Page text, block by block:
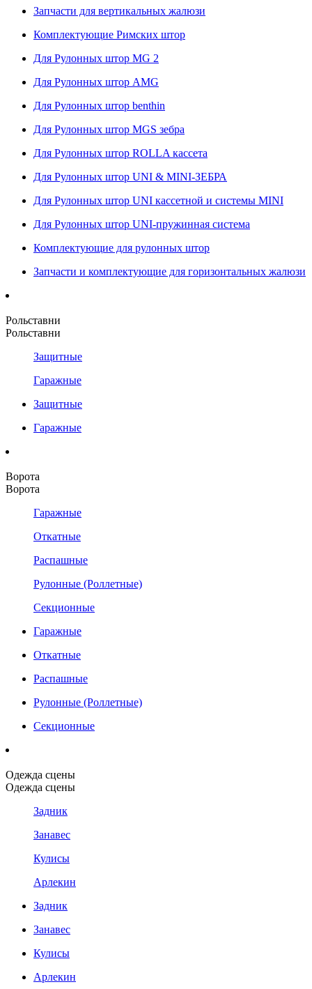
Запчасти для вертикальных жалюзи
Комплектующие Римских штор
Для Рулонных штор MG 2
Для Рулонных штор AMG
Для Рулонных штор benthin
Для Рулонных штор MGS зебра
Для Рулонных штор ROLLA кассета
Для Рулонных штор UNI & MINI-ЗЕБРА
Для Рулонных штор UNI кассетной и системы MINI
Для Рулонных штор UNI-пружинная система
Комплектующие для рулонных штор
Запчасти и комплектующие для горизонтальных жалюзи
Рольставни
Рольставни
Защитные
Гаражные
Защитные
Гаражные
Ворота
Ворота
Гаражные
Откатные
Распашные
Рулонные (Роллетные)
Секционные
Гаражные
Откатные
Распашные
Рулонные (Роллетные)
Секционные
Одежда сцены
Одежда сцены
Задник
Занавес
Кулисы
Арлекин
Задник
Занавес
Кулисы
Арлекин